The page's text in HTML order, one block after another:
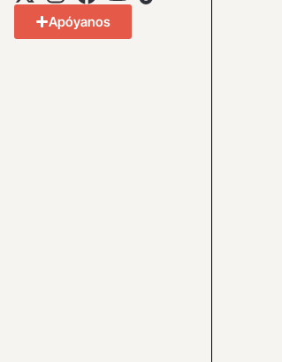
Apóyanos